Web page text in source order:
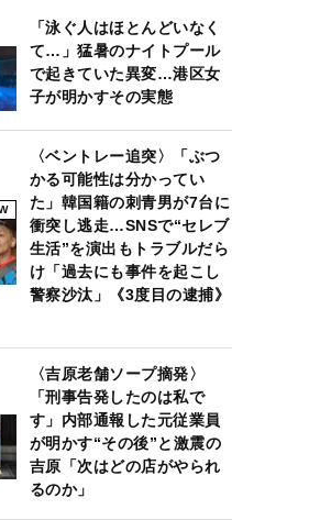
「泳ぐ人はほとんどいなく
て…」猛暑のナイトプール
で起きていた異変…港区女
子が明かすその実態
〈ベントレー追突〉「ぶつ
かる可能性は分かってい
た」韓国籍の刺青男が7台に
衝突し逃走…SNSで“セレブ
生活”を演出もトラブルだら
け「過去にも事件を起こし
警察沙汰」《3度目の逮捕》
〈吉原老舗ソープ摘発〉
「刑事告発したのは私で
す」内部通報した元従業員
が明かす“その後”と激震の
吉原「次はどの店がやられ
るのか」